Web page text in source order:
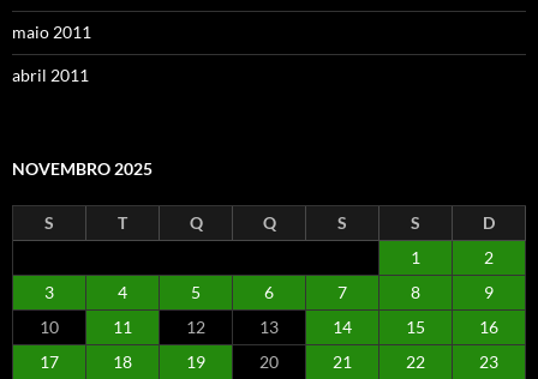
maio 2011
abril 2011
NOVEMBRO 2025
S T Q Q S S
D
1
2
3
4 5 6 7 8
9
10
11 12 13 14 15
16
17
18 19 20 21 22 23